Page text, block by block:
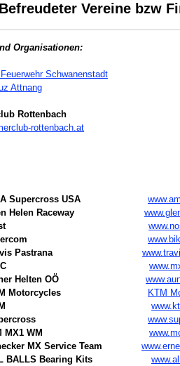
Vereine bzw
Organisationen:
Schwanenstadt
Attnang
Rottenbach
rottenbach.at
Supercross USA
Helen Raceway
Pastrana
Helten OÖ
Motorcycles
KTM
MX1 WM
MX Service Team
BALLS Bearing Kits